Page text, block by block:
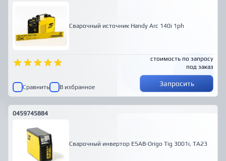
Сварочный источник Handy Arc 140i 1ph
стоимость по запросу
под заказ
Сравнить В избранное Запросить
0459745884
Сварочный инвертор ESAB-Origo Tig 3001i, TA23